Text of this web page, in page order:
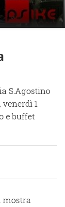
S.Agostino
1
e buffet
mostra